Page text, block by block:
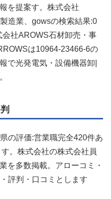
を提案す。株式会社
造業、gowsの検索結果:0
社AROWS石材卸売・事
は10964-23466-6の
で光発電気・設備機器卸|
の評価:営業職完全420件あ
。株式会社の株式会社員
を多数掲載。アローコミ・
評判・口コミとします